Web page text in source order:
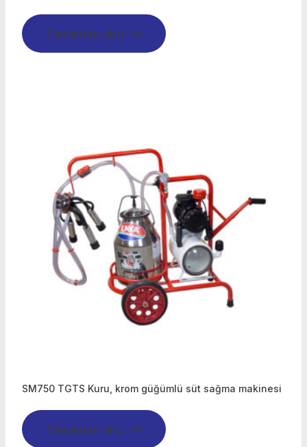
Devamını oku
SM750 TGTS Kuru, krom güğümlü süt sağma makinesi
Devamını oku